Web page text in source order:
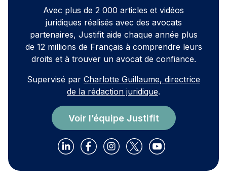
Avec plus de 2 000 articles et vidéos
juridiques réalisés avec des avocats
partenaires, Justifit aide chaque année plus
de 12 millions de Français à comprendre leurs
droits et à trouver un avocat de confiance.
Supervisé par Charlotte Guillaume, directrice
de la rédaction juridique.
Voir l’équipe Justifit